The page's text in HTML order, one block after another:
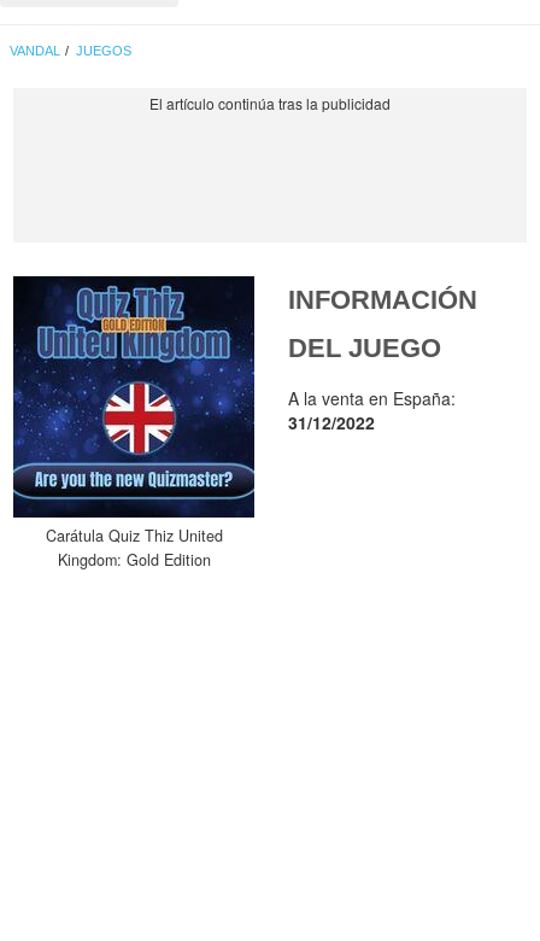
VANDAL JUEGOS
Carátula Quiz Thiz United
Kingdom: Gold Edition
INFORMACIÓN
DEL JUEGO
A la venta en España:
31/12/2022